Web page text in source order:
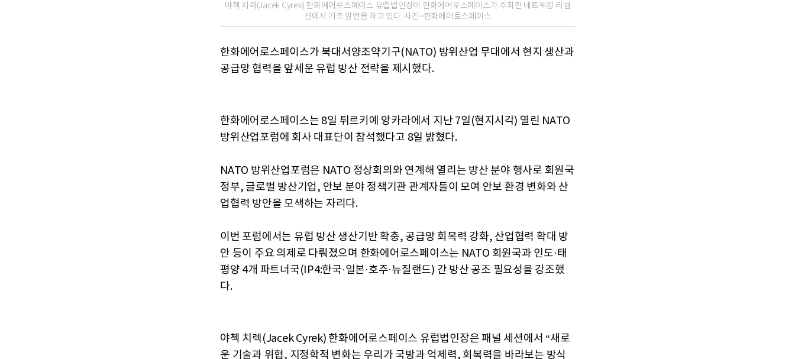
야첵 치렉(Jacek Cyrek) 한화에어로스페이스 유럽법인장이 한화에어로스페이스가 주최한 네트워킹 리셉
션에서 기조 발언을 하고 있다. 사진=한화에어로스페이스
한화에어로스페이스가 북대서양조약기구(NATO) 방위산업 무대에서 현지 생산과
공급망 협력을 앞세운 유럽 방산 전략을 제시했다.
한화에어로스페이스는 8일 튀르키예 앙카라에서 ​지난 7일(현지시각) 열린 NATO
방위산업포럼에 회사 대표단이 참석했다고 8일 밝혔다.
NATO 방위산업포럼은 NATO 정상회의와 연계해 열리는 방산 분야 행사로 회원국
정부, 글로벌 방산기업, 안보 분야 정책기관 관계자들이 모여 안보 환경 변화와 산
업협력 방안을 모색하는 자리다.
이번 포럼에서는 유럽 방산 생산기반 확충, 공급망 회복력 강화, 산업협력 확대 방
안 등이 주요 의제로 다뤄졌으며 한화에어로스페이스는 NATO 회원국과 인도·태
평양 4개 파트너국(IP4:한국·일본·호주·뉴질랜드) 간 방산 공조 필요성을 강조했
다.
야첵 치렉(Jacek Cyrek) 한화에어로스페이스 유럽법인장은 패널 세션에서 “새로
운 기술과 위협, 지정학적 변화는 우리가 국방과 억제력, 회복력을 바라보는 방식